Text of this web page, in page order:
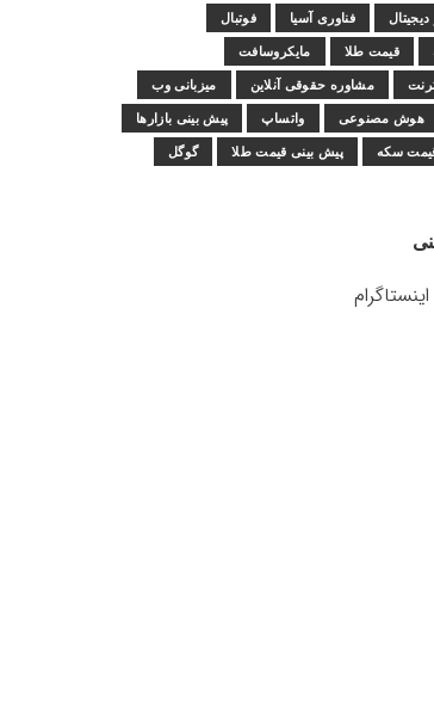
فناوری آسیا فوتبال
قیمت طلا مایکروسافت
مشاوره حقوقی آنلاین میزبانی وب
هوش مصنوعی واتساپ پیش بینی بازارها
سکه پیش بینی قیمت طلا گوگل